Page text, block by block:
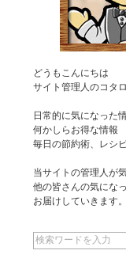
どうもこんにちは
サイト管理人のコタ
日常的に気になった
何かしらお得な情報
毎日の節約術、レシ
当サイトの管理人が
他の皆さんの気にな
お届けしていきます。